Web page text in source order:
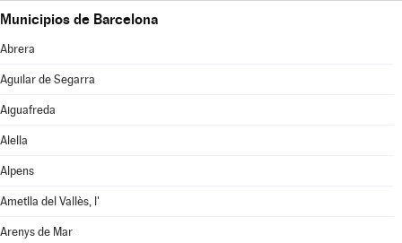
Municipios de Barcelona
Abrera
Aguilar de Segarra
Aiguafreda
Alella
Alpens
Ametlla del Vallès, l'
Arenys de Mar